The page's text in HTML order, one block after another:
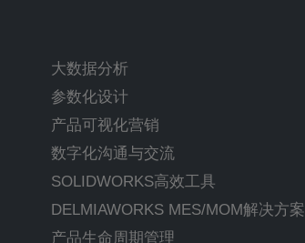
大数据分析
参数化设计
产品可视化营销
数字化沟通与交流
SOLIDWORKS高效工具
DELMIAWORKS MES/MOM解决方案
产品生命周期管理